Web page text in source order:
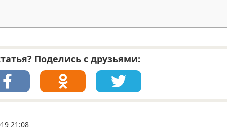
Поделись с друзьями:
21:08